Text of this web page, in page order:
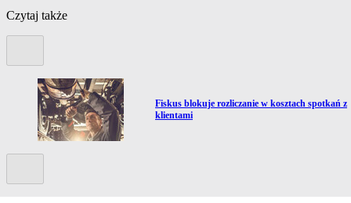
Czytaj także
Przejdź do artykułu:
Fiskus blokuje rozliczanie w kosztach spotkań z
klientami